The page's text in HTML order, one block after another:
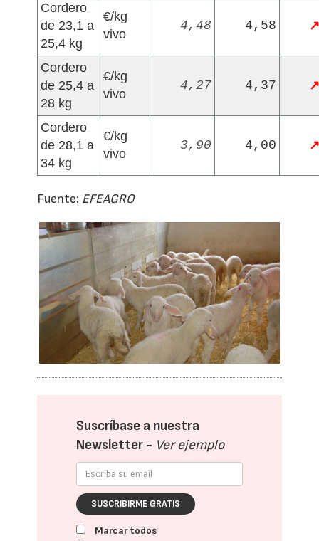
Cordero
de 23,1 a
25,4 kg
€/kg
vivo
4,48 4,58 ↗
Cordero
de 25,4 a
28 kg
€/kg
vivo
4,27 4,37 ↗
Cordero
de 28,1 a
34 kg
€/kg
vivo
3,90 4,00 ↗
Fuente: EFEAGRO
Suscríbase a nuestra
Newsletter - Ver ejemplo
SUSCRIBIRME GRATIS
Marcar todos